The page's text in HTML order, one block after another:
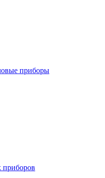
приборы
приборов